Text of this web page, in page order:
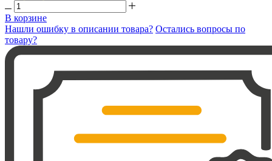
В корзине
Нашли ошибку в описании товара? Остались вопросы по
товару?